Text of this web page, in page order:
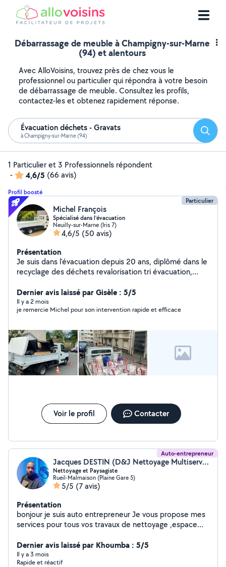
Débarrassage de meuble à Champigny-sur-Marne
(94) et alentours
Avec AlloVoisins, trouvez près de chez vous le
professionnel ou particulier qui répondra à votre besoin
de débarrassage de meuble. Consultez les profils,
contactez-les et obtenez rapidement réponse.
Évacuation déchets - Gravats
à Champigny-sur-Marne (94)
1 Particulier et 3 Professionnels répondent
-
4,6/5 (66 avis)
Profil boosté
Particulier
Michel François
Spécialisé dans l’évacuation
Neuilly-sur-Marne (Iris 7)
4,6/5 (50 avis)
Présentation
Je suis dans l'évacuation depuis 20 ans, diplômé dans le
recyclage des déchets revalorisation tri évacuation,
etc.
Dernier avis laissé par Gisèle : 5/5
Il y a 2 mois
je remercie Michel pour son intervention rapide et efficace
Voir le profil Contacter
Auto-entrepreneur
Jacques DESTIN (D&J Nettoyage Multiservices)
Nettoyage et Paysagiste
Rueil-Malmaison (Plaine Gare 5)
5/5 (7 avis)
Présentation
bonjour je suis auto entrepreneur Je vous propose mes
services pour tous vos travaux de nettoyage ,espace
,déménagement etc.. Tel :zero six cinquante huit quatre
Dernier avis laissé par Khoumba : 5/5
Il y a 3 mois
Rapide et réactif